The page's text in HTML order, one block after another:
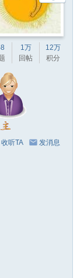
1万
回帖
12万
积分
收听TA 发消息